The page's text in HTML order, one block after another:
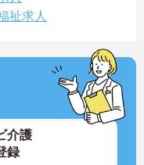
祉求人
介護
録